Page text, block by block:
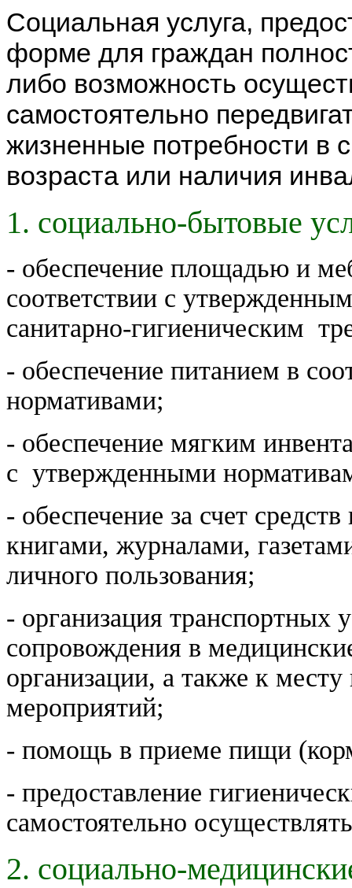
Социальная услуга,
форме для граждан
либо возможность
самостоятельно
жизненные потребности в
возраста или наличия
1. социально-бытовые
- обеспечение площадью и
соответствии с
санитарно-гигиеническим
- обеспечение питанием в
нормативами;
- обеспечение мягким
с утвержденными
- обеспечение за счет
книгами, журналами,
личного пользования;
- организация транспортных
сопровождения в
организации, а также к
мероприятий;
- помощь в приеме пищи
- предоставление
самостоятельно
2. социально-